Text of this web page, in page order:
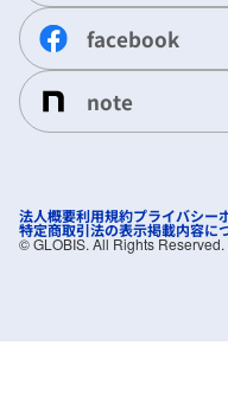
facebook
note
法人概要利用規約プライバシー
特定商取引法の表示掲載内容に
©︎ GLOBIS. All Rights Reserved.